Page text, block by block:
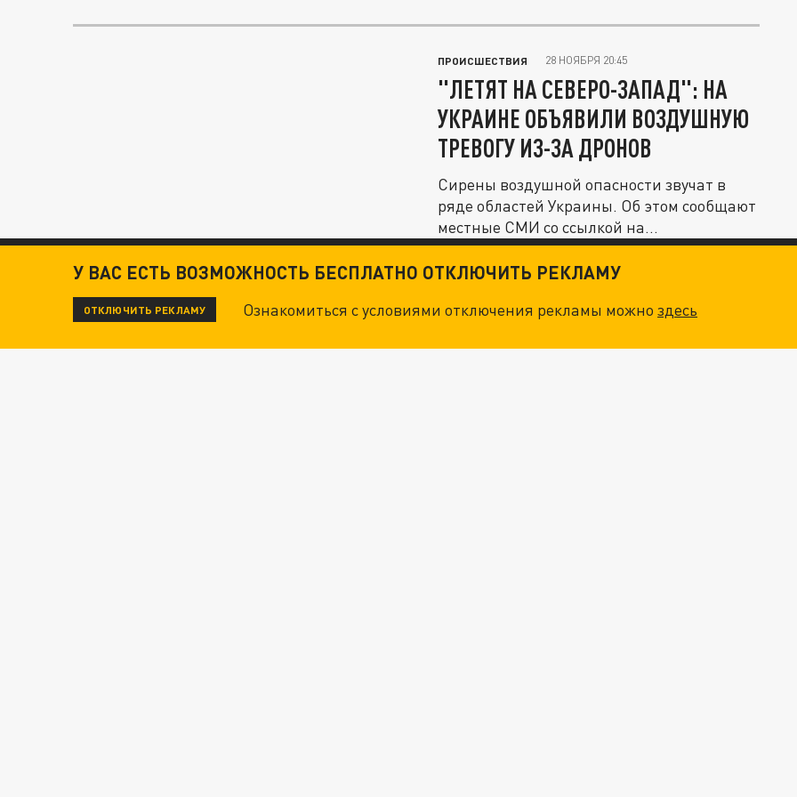
ПРОИСШЕСТВИЯ 28 НОЯБРЯ 20:45
"ЛЕТЯТ НА СЕВЕРО-ЗАПАД": НА
УКРАИНЕ ОБЪЯВИЛИ ВОЗДУШНУЮ
ТРЕВОГУ ИЗ-ЗА ДРОНОВ
Сирены воздушной опасности звучат в
ряде областей Украины. Об этом сообщают
местные СМИ со ссылкой на...
У ВАС ЕСТЬ ВОЗМОЖНОСТЬ БЕСПЛАТНО ОТКЛЮЧИТЬ РЕКЛАМУ
ОТКЛЮЧИТЬ РЕКЛАМУ Ознакомиться с условиями отключения рекламы можноздесь